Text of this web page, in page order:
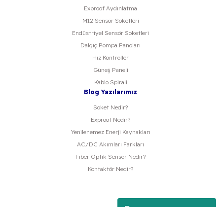
Exproof Aydınlatma
M12 Sensör Soketleri
Endüstriyel Sensör Soketleri
Dalgıç Pompa Panoları
Hız Kontroller
Güneş Paneli
Kablo Spirali
Blog Yazılarımız
Soket Nedir?
Exproof Nedir?
Yenilenemez Enerji Kaynakları
AC/DC Akımları Farkları
Fiber Optik Sensör Nedir?
Kontaktör Nedir?